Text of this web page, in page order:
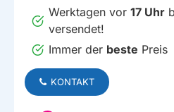
Werktagen vor 17 Uhr
versendet!
Immer der beste Preis
KONTAKT